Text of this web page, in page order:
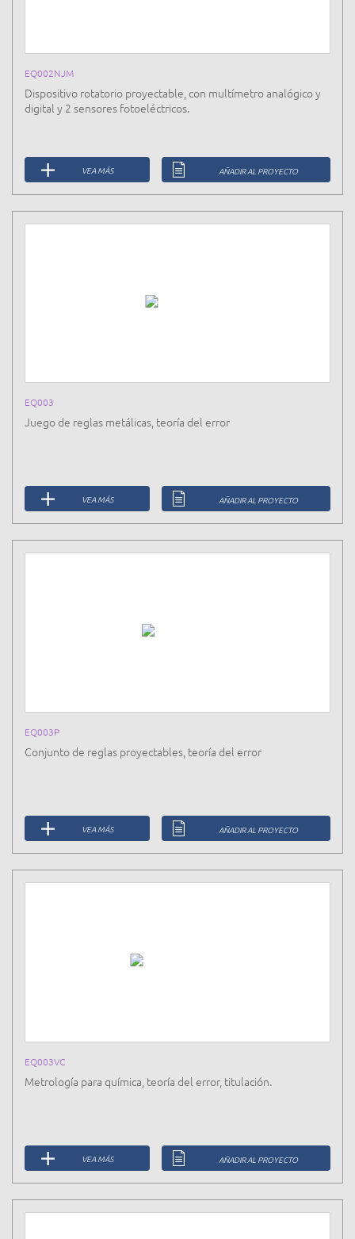
EQ002NJM
Dispositivo rotatorio proyectable, con multímetro analógico y
digital y 2 sensores fotoeléctricos.
VEA MÁS AÑADIR AL PROYECTO
EQ003
Juego de reglas metálicas, teoría del error
VEA MÁS AÑADIR AL PROYECTO
EQ003P
Conjunto de reglas proyectables, teoría del error
VEA MÁS AÑADIR AL PROYECTO
EQ003VC
Metrología para química, teoría del error, titulación.
VEA MÁS AÑADIR AL PROYECTO